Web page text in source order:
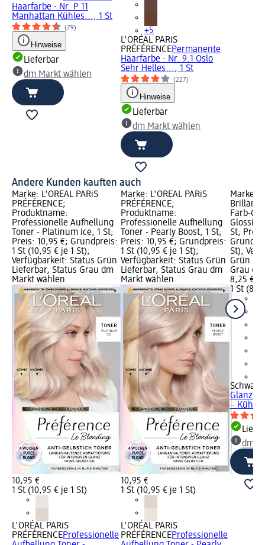
Haarfarbe - Nr. P 11
Manhattan Kühles..., 1 St
(79)
Hinweise
Lieferbar
dm Markt wählen
+5
L'ORÉAL PARiS
PRÉFÉRENCEPermanente
Haarfarbe - Nr. 9.1 Oslo
Sehr Helles..., 1 St
(227)
Hinweise
Lieferbar
dm Markt wählen
Andere Kunden kauften auch
Marke: L'ORÉAL PARiS
PRÉFÉRENCE;
Produktname:
Professionelle Aufhellung
Toner - Platinum Ice, 1 St;
Preis: 10,95 €; Grundpreis:
1 St (10,95 € je 1 St);
Verfügbarkeit: Status Grün
Lieferbar, Status Grau dm
Markt wählen
10,95 €
1 St (10,95 € je 1 St)
L'ORÉAL PARiS
PRÉFÉRENCEProfessionelle
Marke: L'ORÉAL PARiS
PRÉFÉRENCE;
Produktname:
Professionelle Aufhellung
Toner - Pearly Boost, 1 St;
Preis: 10,95 €; Grundpreis:
1 St (10,95 € je 1 St);
Verfügbarkeit: Status Grün
Lieferbar, Status Grau dm
Markt wählen
10,95 €
1 St (10,95 € je 1 St)
L'ORÉAL PARiS
PRÉFÉRENCEProfessionelle
Marke:
Farb-
St;
St);
Grün
Grau
8,25 €
1 St
–
dm